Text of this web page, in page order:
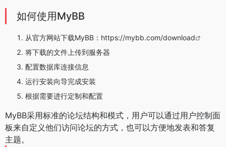
如何使用MyBB
从官方网站下载MyBB： https://mybb.com/download
将下载的文件上传到服务器
配置数据库连接信息
运行安装向导完成安装
根据需要进行定制和配置
MyBB采用标准的论坛结构和模式，用户可以通过用户控制面
板来自定义他们访问论坛的方式，也可以方便地发表和答复
主题。